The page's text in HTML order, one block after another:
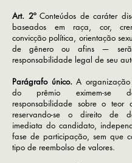
Art. 2ºConteúdos de caráter
baseados em raça, cor,
convicção política, orientação
de gênero ou afins —
responsabilidade legal de seu
Parágrafo único.A
do prêmio eximem-se
responsabilidade sobre o teor
reservando-se o direito de
imediata do candidato,
fase de participação, sem que
tipo de reembolso de valores.